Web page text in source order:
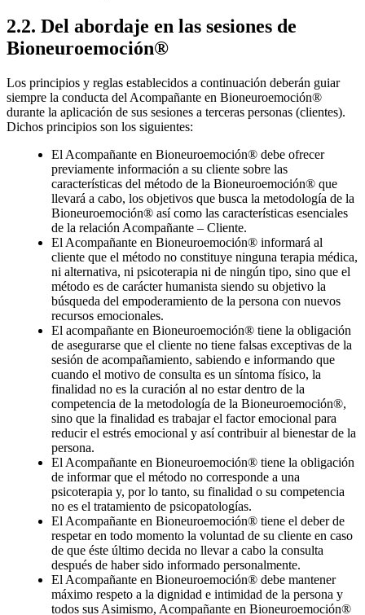
2.2. Del abordaje en las sesiones de
Bioneuroemoción®
Los principios y reglas establecidos a continuación deberán guiar
siempre la conducta del Acompañante en Bioneuroemoción®
durante la aplicación de sus sesiones a terceras personas (clientes).
Dichos principios son los siguientes:
El Acompañante en Bioneuroemoción® debe ofrecer
previamente información a su cliente sobre las
características del método de la Bioneuroemoción® que
llevará a cabo, los objetivos que busca la metodología de la
Bioneuroemoción® así como las características esenciales
de la relación Acompañante – Cliente.
El Acompañante en Bioneuroemoción® informará al
cliente que el método no constituye ninguna terapia médica,
ni alternativa, ni psicoterapia ni de ningún tipo, sino que el
método es de carácter humanista siendo su objetivo la
búsqueda del empoderamiento de la persona con nuevos
recursos emocionales.
El acompañante en Bioneuroemoción® tiene la obligación
de asegurarse que el cliente no tiene falsas exceptivas de la
sesión de acompañamiento, sabiendo e informando que
cuando el motivo de consulta es un síntoma físico, la
finalidad no es la curación al no estar dentro de la
competencia de la metodología de la Bioneuroemoción®,
sino que la finalidad es trabajar el factor emocional para
reducir el estrés emocional y así contribuir al bienestar de la
persona.
El Acompañante en Bioneuroemoción® tiene la obligación
de informar que el método no corresponde a una
psicoterapia y, por lo tanto, su finalidad o su competencia
no es el tratamiento de psicopatologías.
El Acompañante en Bioneuroemoción® tiene el deber de
respetar en todo momento la voluntad de su cliente en caso
de que éste último decida no llevar a cabo la consulta
después de haber sido informado personalmente.
El Acompañante en Bioneuroemoción® debe mantener
máximo respeto a la dignidad e intimidad de la persona y
todos sus Asimismo, Acompañante en Bioneuroemoción®